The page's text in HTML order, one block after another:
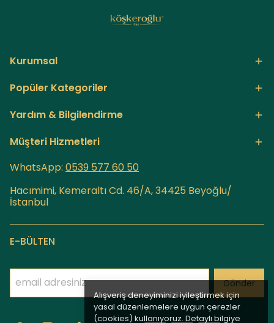
Alışveriş deneyiminizi iyileştirmek için
yasal düzenlemelere uygun çerezler
(cookies) kullanıyoruz. Detaylı bilgiye
Kurumsal
Popüler Kategoriler
Yardım & Bilgilendirme
Müşteri Hizmetleri
WhatsApp: 0539 577 60 50
Hacımimi, Kemeraltı Cd. 46/A, 34425 Beyoğlu/
İstanbul
E-BÜLTEN
Gönder